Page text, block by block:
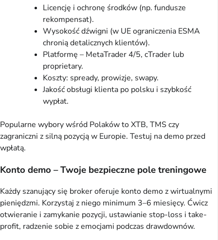
Licencję i ochronę środków (np. fundusze
rekompensat).
Wysokość dźwigni (w UE ograniczenia ESMA
chronią detalicznych klientów).
Platformę – MetaTrader 4/5, cTrader lub
proprietary.
Koszty: spready, prowizje, swapy.
Jakość obsługi klienta po polsku i szybkość
wypłat.
Popularne wybory wśród Polaków to XTB, TMS czy
zagraniczni z silną pozycją w Europie. Testuj na demo przed
wpłatą.
Konto demo – Twoje bezpieczne pole treningowe
Każdy szanujący się broker oferuje konto demo z wirtualnymi
pieniędzmi. Korzystaj z niego minimum 3–6 miesięcy. Ćwicz
otwieranie i zamykanie pozycji, ustawianie stop-loss i take-
profit, radzenie sobie z emocjami podczas drawdownów.